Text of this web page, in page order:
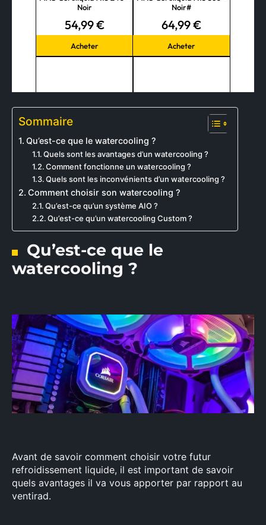
Sommaire
Qu’est-ce que le watercooling ?
Quels sont les avantages d’un watercooling ?
Comment fonctionne un watercooling ?
Quels sont les inconvénients d’un watercooling ?
Comment choisir son watercooling ?
Qu’est-ce qu’un système AIO ?
Qu’est-ce qu’un watercooling Custom ?
Qu’est-ce que le
watercooling ?
Avant de savoir comment choisir votre futur
refroidissement liquide, il est important de savoir
quels avantages il va vous apporter par rapport au
ventirad.